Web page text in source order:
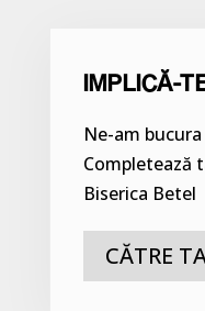
IMPLICĂ-
Ne-am
Completează
Biserica Betel
CĂTRE